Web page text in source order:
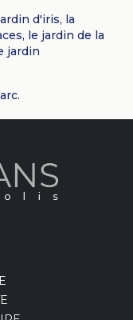
d'iris, la
le jardin de la
jardin